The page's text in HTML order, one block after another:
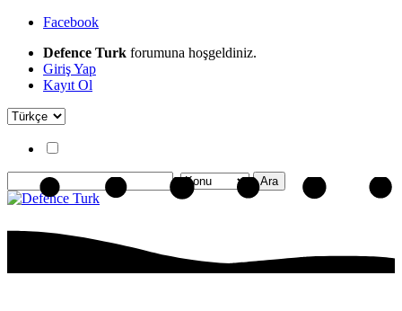
Facebook
Defence Turk forumuna hoşgeldiniz.
Giriş Yap
Kayıt Ol